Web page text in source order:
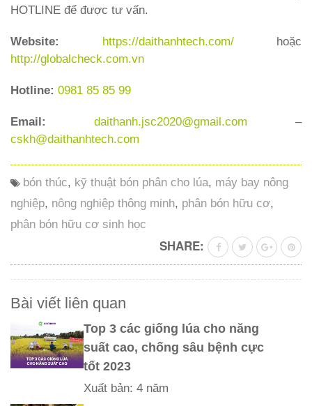
HOTLINE để được tư vấn.
Website: https://daithanhtech.com/hoặc
http://globalcheck.com.vn
Hotline: 0981 85 85 99
Email: daithanh.jsc2020@gmail.com –
cskh@daithanhtech.com
bón thúc, kỹ thuật bón phân cho lúa, máy bay nông
nghiệp, nông nghiệp thông minh, phân bón hữu cơ,
phân bón hữu cơ sinh học
SHARE:
Bài viết liên quan
Top 3 các giống lúa cho năng
suất cao, chống sâu bệnh cực
tốt 2023
Xuất bản: 4 năm